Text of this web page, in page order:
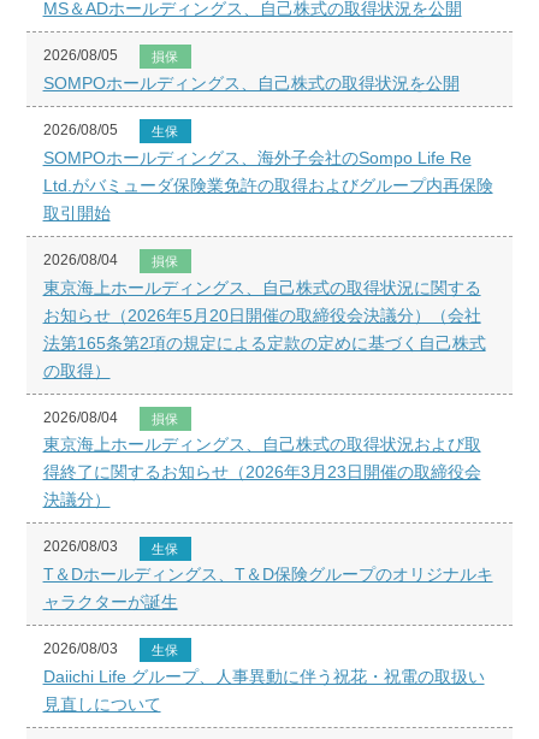
MS＆ADホールディングス、自己株式の取得状況を公開
2026/08/05 損保
SOMPOホールディングス、自己株式の取得状況を公開
2026/08/05 生保
SOMPOホールディングス、海外子会社のSompo Life Re
Ltd.がバミューダ保険業免許の取得およびグループ内再保険
取引開始
2026/08/04 損保
東京海上ホールディングス、自己株式の取得状況に関する
お知らせ（2026年5月20日開催の取締役会決議分）（会社
法第165条第2項の規定による定款の定めに基づく自己株式
の取得）
2026/08/04 損保
東京海上ホールディングス、自己株式の取得状況および取
得終了に関するお知らせ（2026年3月23日開催の取締役会
決議分）
2026/08/03 生保
T＆Dホールディングス、T＆D保険グループのオリジナルキ
ャラクターが誕生
2026/08/03 生保
Daiichi Life グループ、人事異動に伴う祝花・祝電の取扱い
見直しについて